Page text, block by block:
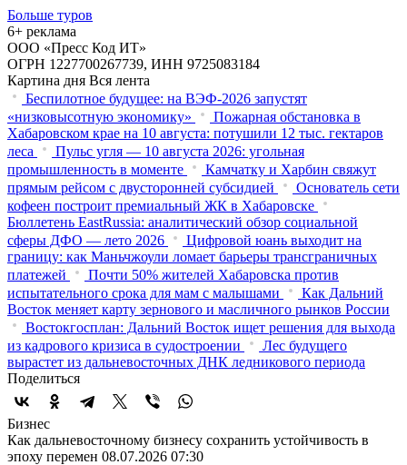
Больше туров
6+ реклама
ООО «Пресс Код ИТ»
ОГРН 1227700267739, ИНН 9725083184
Картина дня Вся лента
Беспилотное будущее: на ВЭФ-2026 запустят
«низковысотную экономику»
Пожарная обстановка в
Хабаровском крае на 10 августа: потушили 12 тыс. гектаров
леса
Пульс угля — 10 августа 2026: угольная
промышленность в моменте
Камчатку и Харбин свяжут
прямым рейсом с двусторонней субсидией
Основатель сети
кофеен построит премиальный ЖК в Хабаровске
Бюллетень EastRussia: аналитический обзор социальной
сферы ДФО — лето 2026
Цифровой юань выходит на
границу: как Маньчжоули ломает барьеры трансграничных
платежей
Почти 50% жителей Хабаровска против
испытательного срока для мам с малышами
Как Дальний
Восток меняет карту зернового и масличного рынков России
Востокгосплан: Дальний Восток ищет решения для выхода
из кадрового кризиса в судостроении
Лес будущего
вырастет из дальневосточных ДНК ледникового периода
Поделиться
Бизнес
Как дальневосточному бизнесу сохранить устойчивость в
эпоху перемен 08.07.2026 07:30